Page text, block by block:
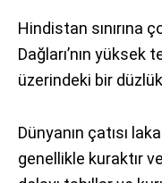
Hindistan sınırına
Dağları’nın
üzerindeki bir
Dünyanın çatısı
genellikle kuraktır